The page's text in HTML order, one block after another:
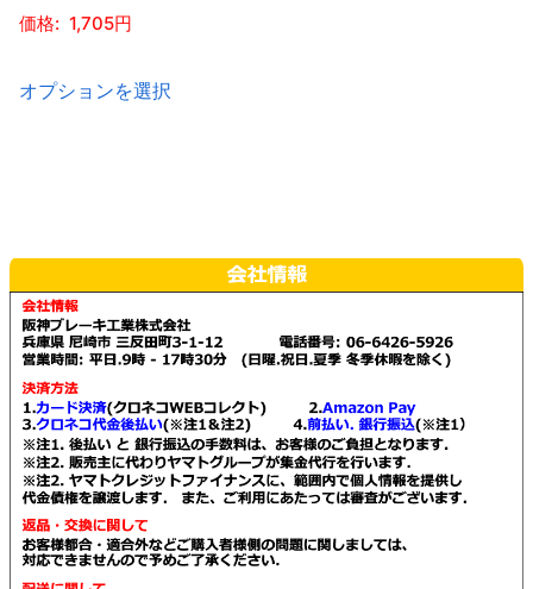
1,705
オプションを選択の
複
数
の
バ
エ
ー
シ
ン